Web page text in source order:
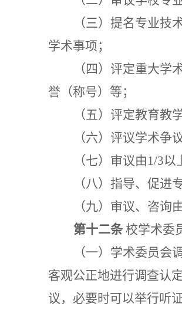
（三）提名专业
学术事项；
（四）评定重大
誉（称号）等；
（五）评定教育教
（六）评议学术争
（七）审议由1/3以
（八）指导、促进
（九）审议、咨询
第十二条 校学术委
（一）学术委员会
客观公正地进行调查认
议，必要时可以举行听证